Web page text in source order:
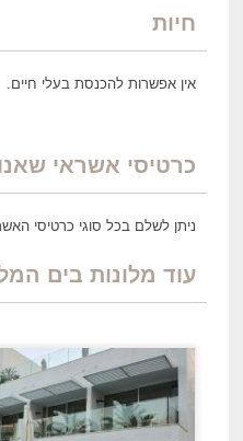
חיות
אין אפשרות להכנסת בעלי חיים.
כרטיסי אשראי
ניתן לשלם בכל סוגי כרטיסי
עוד מלונות בים